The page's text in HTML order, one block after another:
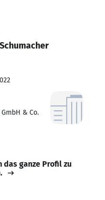
& Co.
das ganze Profil zu